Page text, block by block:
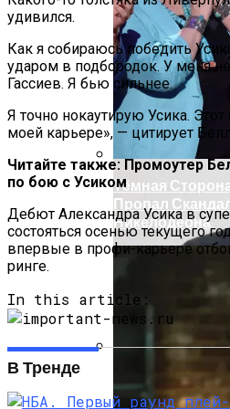
Легковушку:
Прокурор
От Осложнений
Тёмная
Пропал
Никелодеона
удивился.
Как я собираюсь победить
ударом в подбородок. У меня
Гассиев. Я бью сильнее.
Я точно нокаутирую Усика.
моей карьере», — цитирует
Читайте также: Промоутер
по бою с Усиком
Дебют Александра Усика в
состояться осенью текущего
впервые в профи-карьере
ринге.
In this article:
В Тренде